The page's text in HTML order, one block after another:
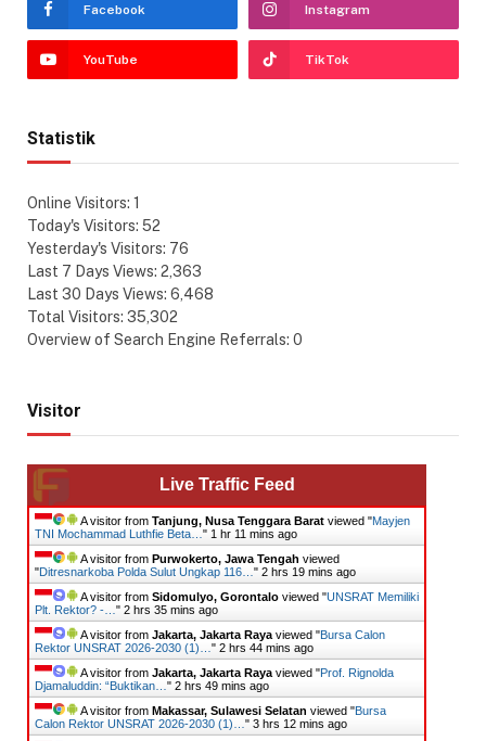
Facebook Instagram
YouTube TikTok
Statistik
Online Visitors: 1
Today's Visitors: 52
Yesterday's Visitors: 76
Last 7 Days Views: 2,363
Last 30 Days Views: 6,468
Total Visitors: 35,302
Overview of Search Engine Referrals: 0
Visitor
Live Traffic Feed
A visitor from Tanjung, Nusa Tenggara Barat viewed "Mayjen
TNI Mochammad Luthfie Beta… " 1 hr 11 mins ago
A visitor from Purwokerto, Jawa Tengah viewed
"Ditresnarkoba Polda Sulut Ungkap 116… " 2 hrs 19 mins ago
A visitor from Sidomulyo, Gorontalo viewed "UNSRAT Memiliki
Plt. Rektor? -… " 2 hrs 35 mins ago
A visitor from Jakarta, Jakarta Raya viewed "Bursa Calon
Rektor UNSRAT 2026-2030 (1)… " 2 hrs 44 mins ago
A visitor from Jakarta, Jakarta Raya viewed "Prof. Rignolda
Djamaluddin: “Buktikan… " 2 hrs 49 mins ago
A visitor from Makassar, Sulawesi Selatan viewed "Bursa
Calon Rektor UNSRAT 2026-2030 (1)… " 3 hrs 12 mins ago